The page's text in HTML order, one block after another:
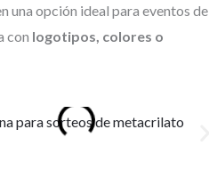
una opción ideal para eventos de
con logotipos, colores o